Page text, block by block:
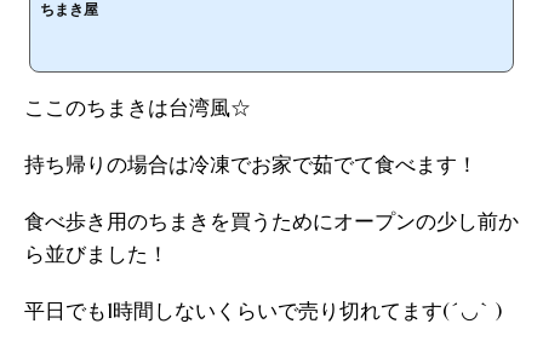
ちまき屋
ここのちまきは台湾風☆
持ち帰りの場合は冷凍でお家で茹でて食べます！
食べ歩き用のちまきを買うためにオープンの少し前か
ら並びました！
平日でも1時間しないくらいで売り切れてます(´◡` )